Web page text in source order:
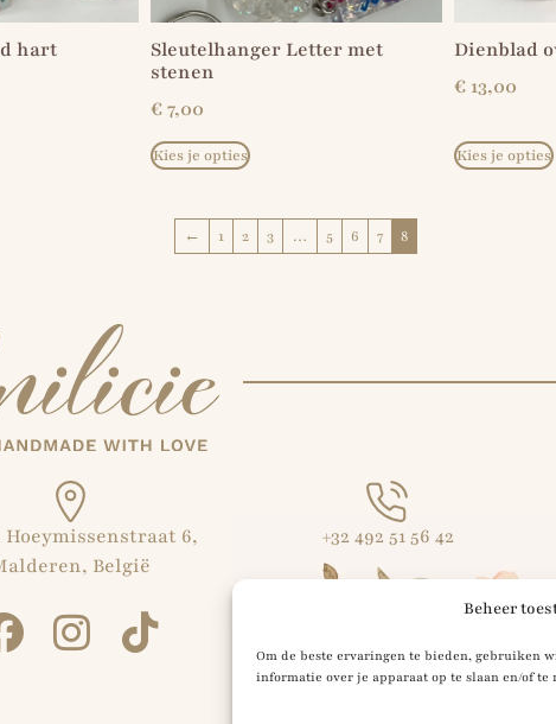
Beheer
Om de beste ervaringen te bieden, gebruiken
informatie over je apparaat op te slaan en/of te
hart
Sleutelhanger Letter met
stenen
€7,00
Kies je opties
Dienblad
€ 13,00
Kies je opties
← 1 2 3 … 5 6 7 8
Hoeymissenstraat 6,
België
+32 492 51 56 42